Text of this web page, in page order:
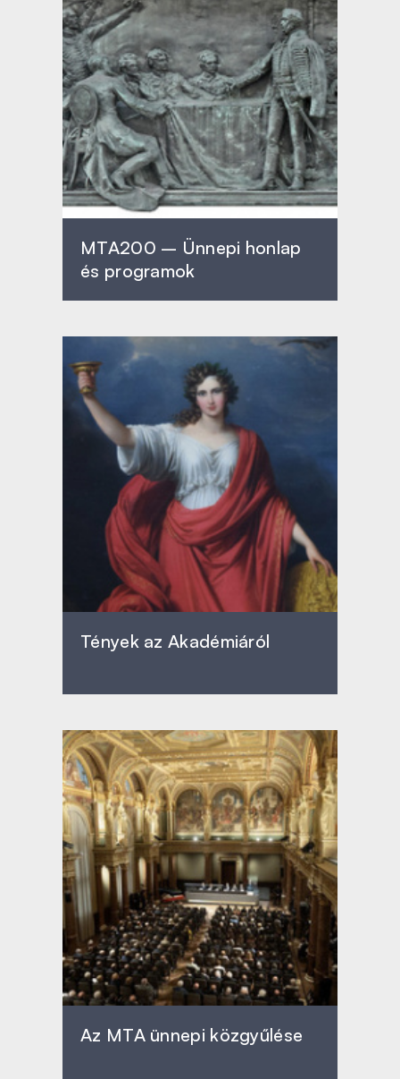
MTA200 – Ünnepi honlap
és programok
Tények az Akadémiáról
Az MTA ünnepi közgyűlése